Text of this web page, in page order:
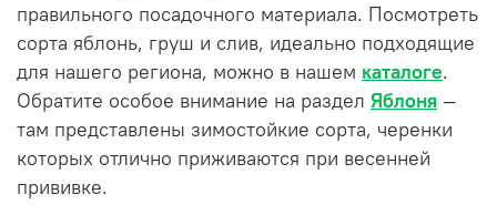
правильного посадочного материала. Посмотреть
сорта яблонь, груш и слив, идеально подходящие
для нашего региона, можно в нашем каталоге.
Обратите особое внимание на раздел Яблоня —
там представлены зимостойкие сорта, черенки
которых отлично приживаются при весенней
прививке.